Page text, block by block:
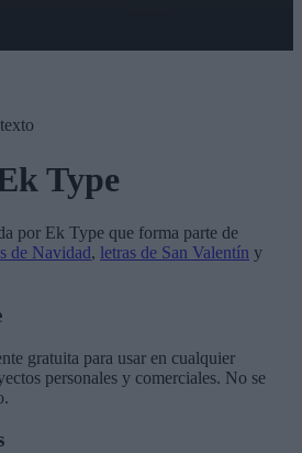
Type
por Ek Type que forma parte de
de Navidad, letras de San Valentín y
gratuita para usar en cualquier
personales y comerciales. No se